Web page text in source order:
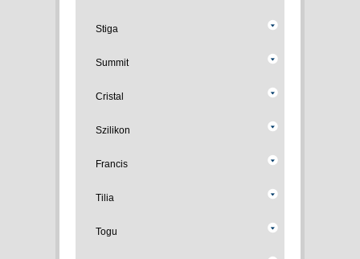
Stiga
Summit
Cristal
Szilikon
Francis
Tilia
Togu